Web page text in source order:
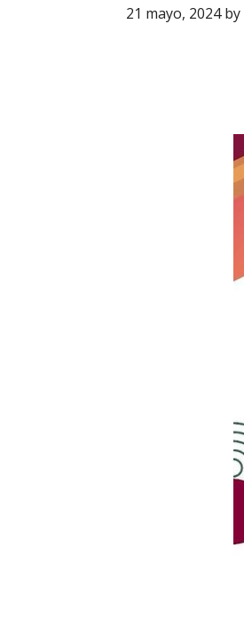
21 mayo, 2024by